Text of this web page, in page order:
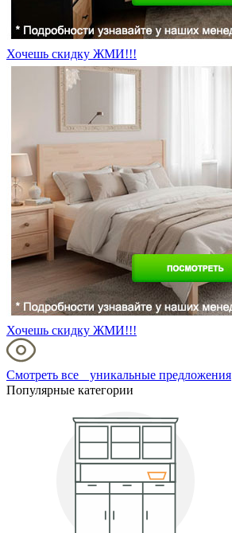
Хочешь скидку ЖМИ!!!
Хочешь скидку ЖМИ!!!
Смотреть все уникальные предложения
Популярные категории